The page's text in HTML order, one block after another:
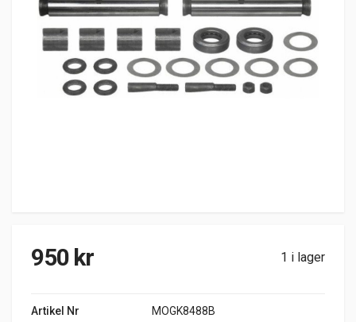
950 kr 1 i lager
Artikel Nr
MOGK8488B